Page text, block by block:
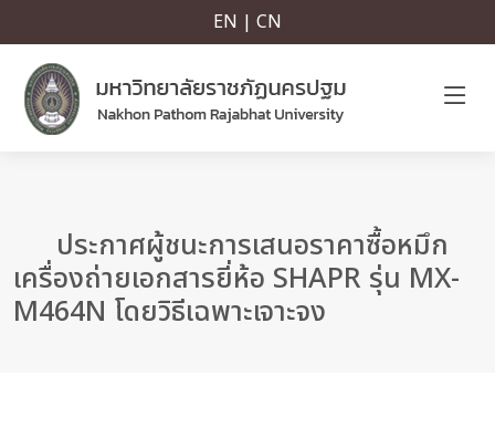
EN | CN
ประกาศผู้ชนะการเสนอราคาซื้อหมึก
เครื่องถ่ายเอกสารยี่ห้อ SHAPR รุ่น MX-
M464N โดยวิธีเฉพาะเจาะจง